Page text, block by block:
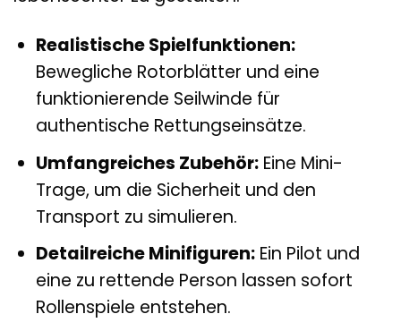
Realistische Spielfunktionen:
Bewegliche Rotorblätter und eine
funktionierende Seilwinde für
authentische Rettungseinsätze.
Umfangreiches Zubehör:Eine Mini-
Trage, um die Sicherheit und den
Transport zu simulieren.
Detailreiche Minifiguren:Ein Pilot und
eine zu rettende Person lassen sofort
Rollenspiele entstehen.